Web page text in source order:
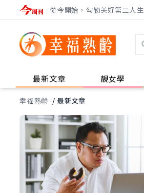
從今開始，勾勒美好第二人生
最新文章 靚女學
幸福熟齡 / 最新文章